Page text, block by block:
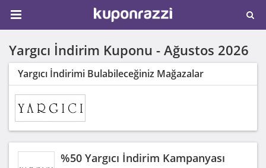
Yargıcı İndirim Kuponu - Ağustos 2026
Yargıcı İndirimi Bulabileceğiniz Mağazalar
%50 Yargıcı İndirim Kampanyası